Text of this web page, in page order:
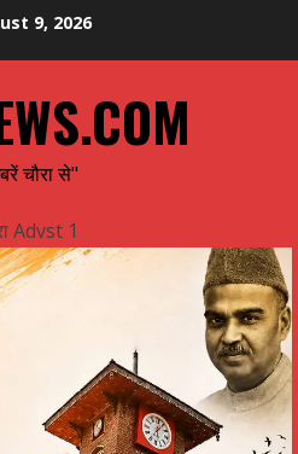
9, 2026
चौरा से"
Advst 1